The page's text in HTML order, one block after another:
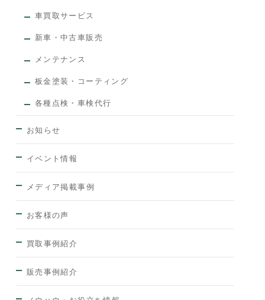
車買取サービス
新車・中古車販売
メンテナンス
板金塗装・コーティング
各種点検・車検代行
お知らせ
イベント情報
メディア掲載事例
お客様の声
買取事例紹介
販売事例紹介